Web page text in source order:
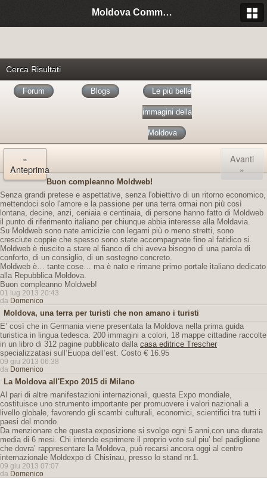
Moldova Community Italia
Cerca Risultati
Forum Blogs Le più belle
immagini della
Moldova
«
Anteprima
Avanti
»
Buon compleanno Moldweb!
Senza grandi pretese e aspettative, senza l'obiettivo di un ritorno economico,
mettendoci solo l'amore e la passione per una terra ormai non più così
lontana, decine, anzi, ceniaia e centinaia, di persone hanno fatto di Moldweb
il punto di riferimento italiano per chiunque abbia interesse alla Moldavia.
Su Moldweb sono nate amicizie con legami più o meno stretti, sono
cresciute coppie che spesso sono state accompagnate fino al fatidico si.
Moldweb è riuscito a stare al fianco di chi aveva bisogno di una parola di
conforto, di un consiglio, di un sostegno concreto.
Moldweb è… tante cose… ma è nato e rimane primo portale italiano dedicato
alla Repubblica Moldova.
Buon compleanno Moldweb!
01 lug 2013 20:43
da Domenico
Moldova, una terra per turisti che non amano i turisti
E’ così che in Germania viene presentata la Moldova nella prima guida
turistica in lingua tedesca. 200 immagini a colori, 18 mappe cittadine raccolte
in un libro di 312 pagine pubblicato dalla casa editrice Trescher
specializzatasi sull’Euopa dell’est. Costo € 16.95
09 giu 2013 06:38
da Domenico
La Moldova all'Expo 2015 di Milano
Al pari di altre manifestazioni internazionali, questa Expo mondiale,
costituisce uno strumento importante per promuovere i valori nazionali a
livello globale, favorendo gli scambi culturali, economici, scientifici tra tutti i
paesi del mondo.
Da menzionare che questa exposizione si svolge ogni 5 anni,con una durata
media di 6 mesi. Chi intende esprimere il proprio voto sul piu’ bel padiglione
che dovra’ rappresentare la Moldova, può recarsi ancora oggi al centro
internazionale Moldexpo di Chisinau, presso lo stand nr.1.
09 giu 2013 07:07
da Domenico